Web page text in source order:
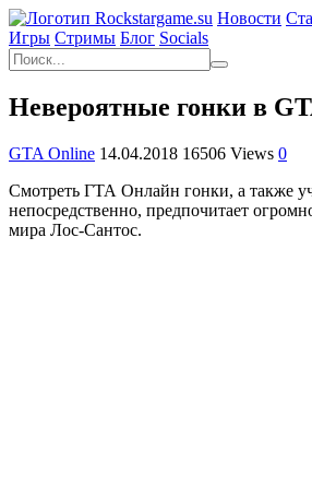
Новости
Игры Cтримы Блог Socials
Невероятные гонки в
GTA Online 14.04.2018 16506 Views 0
Смотреть ГТА Онлайн гонки, а также
непосредственно, предпочитает
мира Лос-Сантос.